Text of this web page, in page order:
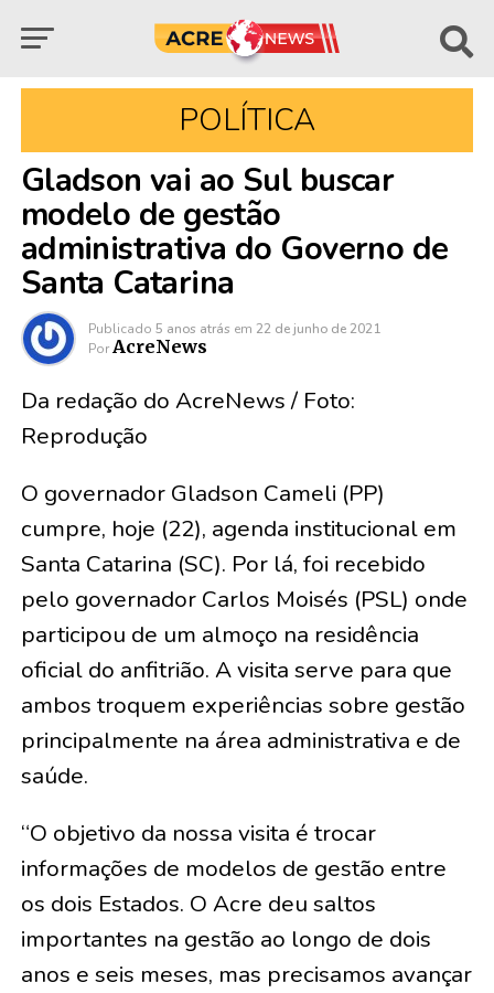
POLÍTICA
Gladson vai ao Sul buscar
modelo de gestão
administrativa do Governo de
Santa Catarina
Publicado 5 anos atrás em 22 de junho de 2021
Por AcreNews
Da redação do AcreNews / Foto:
Reprodução
O governador Gladson Cameli (PP)
cumpre, hoje (22), agenda institucional em
Santa Catarina (SC). Por lá, foi recebido
pelo governador Carlos Moisés (PSL) onde
participou de um almoço na residência
oficial do anfitrião. A visita serve para que
ambos troquem experiências sobre gestão
principalmente na área administrativa e de
saúde.
“O objetivo da nossa visita é trocar
informações de modelos de gestão entre
os dois Estados. O Acre deu saltos
importantes na gestão ao longo de dois
anos e seis meses, mas precisamos avançar